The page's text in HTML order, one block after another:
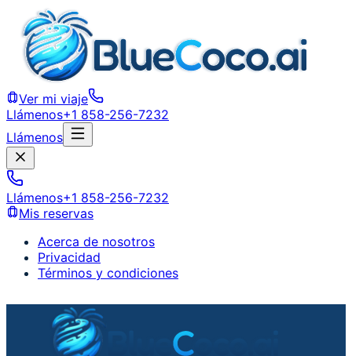
Ver mi viaje
Llámenos+1 858-256-7232
Llámenos
Llámenos+1 858-256-7232
Mis reservas
Acerca de nosotros
Privacidad
Términos y condiciones